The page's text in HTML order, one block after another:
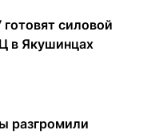
силовой
в Якушинцах
разгромили